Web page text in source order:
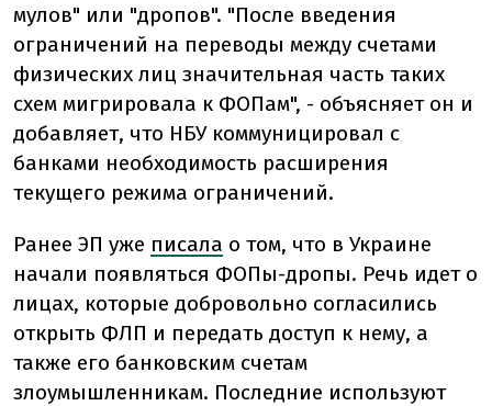
мулов" или "дропов". "После введения
ограничений на переводы между счетами
физических лиц значительная часть таких
схем мигрировала к ФОПам", - объясняет он и
добавляет, что НБУ коммуницировал с
банками необходимость расширения
текущего режима ограничений.
Ранее ЭП уже писала о том, что в Украине
начали появляться ФОПы-дропы. Речь идет о
лицах, которые добровольно согласились
открыть ФЛП и передать доступ к нему, а
также его банковским счетам
злоумышленникам. Последние используют